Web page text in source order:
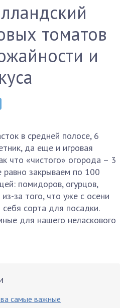
томатов
и
в средней полосе, 6
да еще и игровая
что «чистого» огорода – 3
закрываем по 100
помидоров, огурцов,
за того, что уже с осени
сорта для посадки.
для нашего неласкового
самые важные